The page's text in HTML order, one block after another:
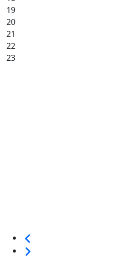
19
20
21
22
23
Seitennummerierung
Weiter